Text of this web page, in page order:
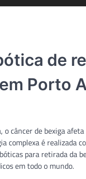
de
Porto
o câncer de bexiga
complexa é realizada
para retirada da
em todo o mundo.